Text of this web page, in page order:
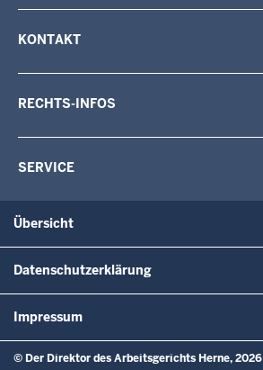
KONTAKT
RECHTS-INFOS
SERVICE
Übersicht
Datenschutzerklärung
Impressum
© Der Direktor des Arbeitsgerichts Herne, 2026